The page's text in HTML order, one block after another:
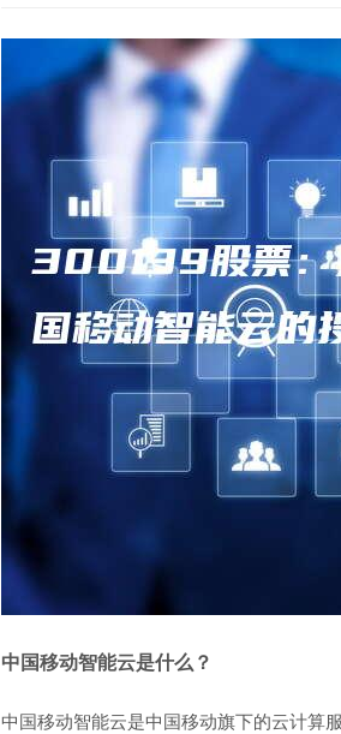
中国移动智能云是什么？
中国移动智能云是中国移动旗下的云计算